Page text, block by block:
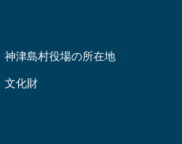
神津島村役場の所在地
文化財